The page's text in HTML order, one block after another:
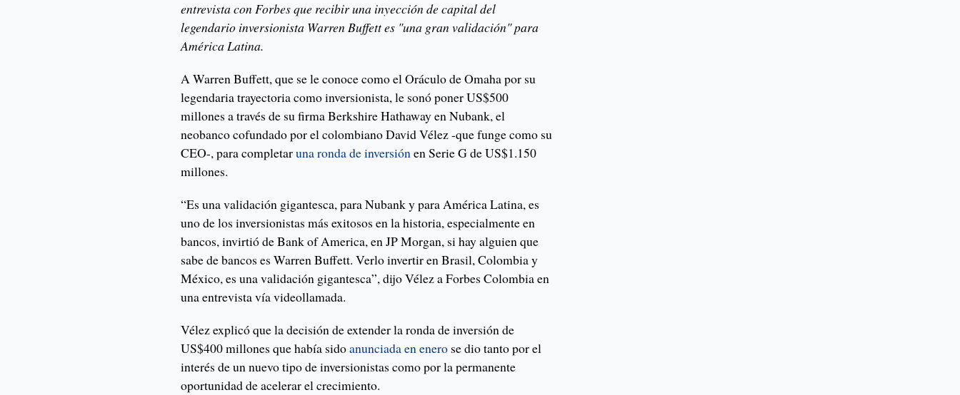
entrevista con Forbes que recibir una inyección de capital del
legendario inversionista Warren Buffett es "una gran validación" para
América Latina.
A Warren Buffett, que se le conoce como el Oráculo de Omaha por su
legendaria trayectoria como inversionista, le sonó poner US$500
millones a través de su firma Berkshire Hathaway en Nubank, el
neobanco cofundado por el colombiano David Vélez -que funge como su
CEO-, para completaruna ronda de inversiónen Serie G de US$1.150
millones.
“Es una validación gigantesca, para Nubank y para América Latina, es
uno de los inversionistas más exitosos en la historia, especialmente en
bancos, invirtió de Bank of America, en JP Morgan, si hay alguien que
sabe de bancos es Warren Buffett. Verlo invertir en Brasil, Colombia y
México, es una validación gigantesca”, dijo Vélez a Forbes Colombia en
una entrevista vía videollamada.
Vélez explicó que la decisión de extender la ronda de inversión de
US$400 millones que había sidoanunciada en enero se dio tanto por el
interés de un nuevo tipo de inversionistas como por la permanente
oportunidad de acelerar el crecimiento.